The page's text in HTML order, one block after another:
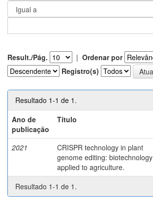
Result./Pág. | Ordenar por
Registro(s)
Resultado 1-1 de 1.
Ano de
publicação
Título
2021
CRISPR technology in plant
genome editing: biotechnology
applied to agriculture.
Resultado 1-1 de 1.